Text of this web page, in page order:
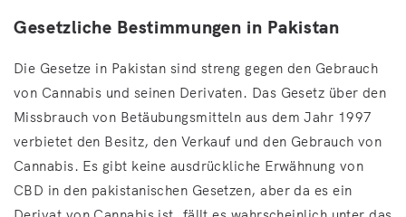
Gesetzliche Bestimmungen in Pakistan
Die Gesetze in Pakistan sind streng gegen den Gebrauch
von Cannabis und seinen Derivaten. Das Gesetz über den
Missbrauch von Betäubungsmitteln aus dem Jahr 1997
verbietet den Besitz, den Verkauf und den Gebrauch von
Cannabis. Es gibt keine ausdrückliche Erwähnung von
CBD in den pakistanischen Gesetzen, aber da es ein